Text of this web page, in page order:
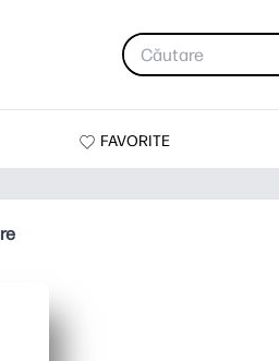
FAVORITE